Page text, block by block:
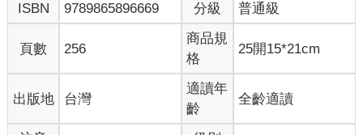
ISBN
9789865896669 分級 普通級
頁數 256
商品規
格
25開15*21cm
出版地 台灣
適讀年
齡
全齡適讀